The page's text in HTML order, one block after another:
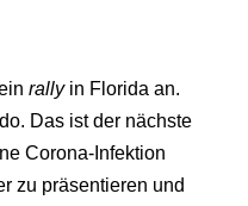
rally in Florida an.
Das ist der nächste
Corona-Infektion
zu präsentieren und